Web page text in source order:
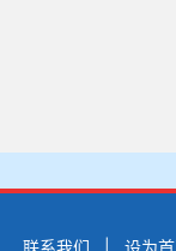
联系我们 设为